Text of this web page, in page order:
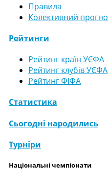
Правила
Колективний
Рейтинги
Рейтинг країн УЄФА
Рейтинг клубів УЄФА
Рейтинг ФІФА
Статистика
Сьогодні народились
Турніри
Національні чемпіонати